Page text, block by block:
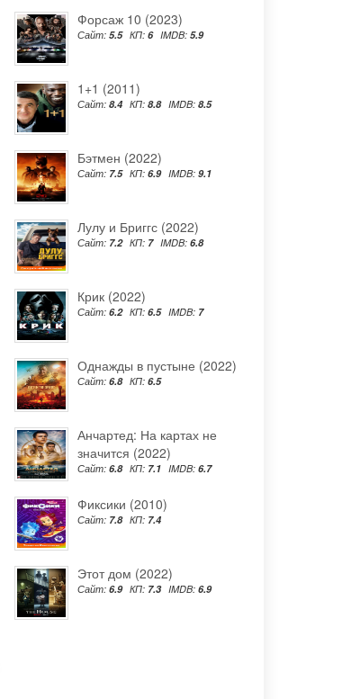
Форсаж 10 (2023)
Сайт: 5.5 КП: 6 IMDB: 5.9
1+1 (2011)
Сайт: 8.4 КП: 8.8 IMDB: 8.5
Бэтмен (2022)
Сайт: 7.5 КП: 6.9 IMDB: 9.1
Лулу и Бриггс (2022)
Сайт: 7.2 КП: 7 IMDB: 6.8
Крик (2022)
Сайт: 6.2 КП: 6.5 IMDB: 7
Однажды в пустыне (2022)
Сайт: 6.8 КП: 6.5
Анчартед: На картах не
значится (2022)
Сайт: 6.8 КП: 7.1 IMDB: 6.7
Фиксики (2010)
Сайт: 7.8 КП: 7.4
Этот дом (2022)
Сайт: 6.9 КП: 7.3 IMDB: 6.9